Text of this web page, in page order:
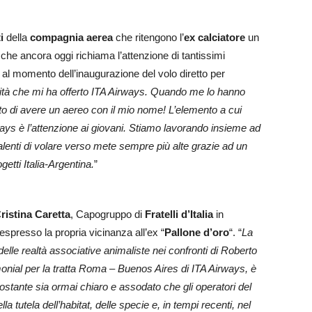
della compagnia aereache ritengono l’ex calciatore un
ancora oggi richiama l’attenzione di tantissimi
al momento dell’inaugurazione del volo diretto per
che mi ha offerto ITA Airways. Quando me lo hanno
di avere un aereo con il mio nome! L’elemento a cui
è l’attenzione ai giovani. Stiamo lavorando insieme ad
di volare verso mete sempre più alte grazie ad un
Italia-Argentina.”
Caretta, Capogruppo di Fratelli d’Italiain
la propria vicinanza all’ex “Pallone d’oro“. “La
realtà associative animaliste nei confronti di Roberto
per la tratta Roma – Buenos Aires di ITA Airways, è
sia ormai chiaro e assodato che gli operatori del
tutela dell’habitat, delle specie e, in tempi recenti, nel